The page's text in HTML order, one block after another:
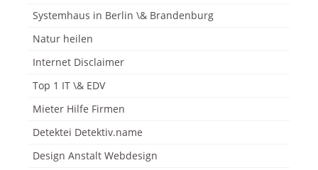
Systemhaus in Berlin \& Brandenburg
Natur heilen
Internet Disclaimer
Top 1 IT \& EDV
Mieter Hilfe Firmen
Detektei Detektiv.name
Design Anstalt Webdesign